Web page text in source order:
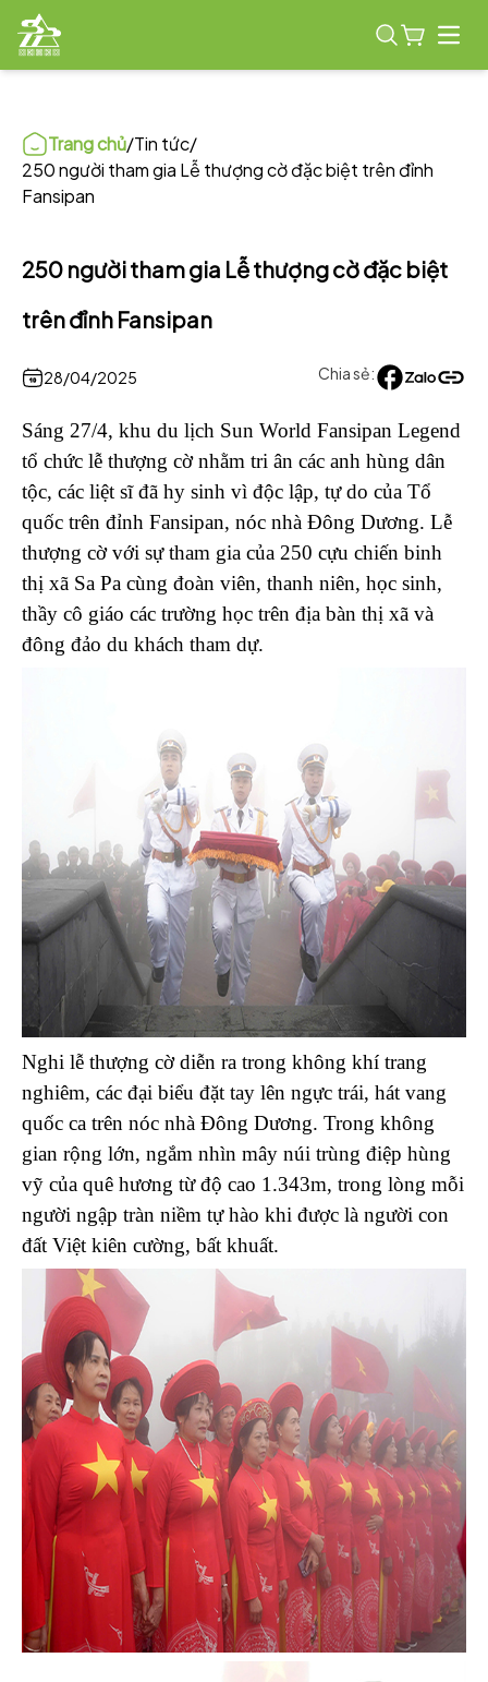
Trang chủ/Tin tức/
250 người tham gia Lễ thượng cờ đặc biệt trên đỉnh
Fansipan
250 người tham gia Lễ thượng cờ đặc biệt
trên đỉnh Fansipan
28/04/2025 Chia sẻ:
Sáng 27/4, khu du lịch Sun World Fansipan Legend
tổ chức lễ thượng cờ nhằm tri ân các anh hùng dân
tộc, các liệt sĩ đã hy sinh vì độc lập, tự do của Tổ
quốc trên đỉnh Fansipan, nóc nhà Đông Dương. Lễ
thượng cờ với sự tham gia của 250 cựu chiến binh
thị xã Sa Pa cùng đoàn viên, thanh niên, học sinh,
thầy cô giáo các trường học trên địa bàn thị xã và
đông đảo du khách tham dự.
Nghi lễ thượng cờ diễn ra trong không khí trang
nghiêm, các đại biểu đặt tay lên ngực trái, hát vang
quốc ca trên nóc nhà Đông Dương. Trong không
gian rộng lớn, ngắm nhìn mây núi trùng điệp hùng
vỹ của quê hương từ độ cao 1.343m, trong lòng mỗi
người ngập tràn niềm tự hào khi được là người con
đất Việt kiên cường, bất khuất.